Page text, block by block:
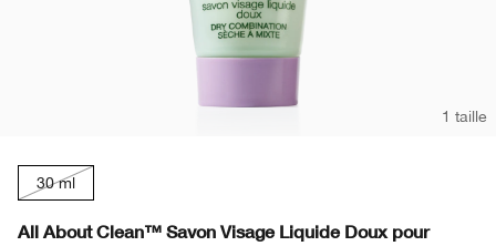
1 taille
30 ml
All About Clean™ Savon Visage Liquide Doux pour